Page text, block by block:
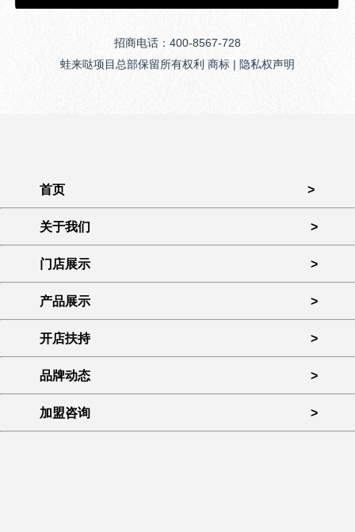
招商电话：400-8567-728
蛙来哒项目总部保留所有权利 商标 | 隐私权声明
首页 >
关于我们 >
门店展示 >
产品展示 >
开店扶持 >
品牌动态 >
加盟咨询 >